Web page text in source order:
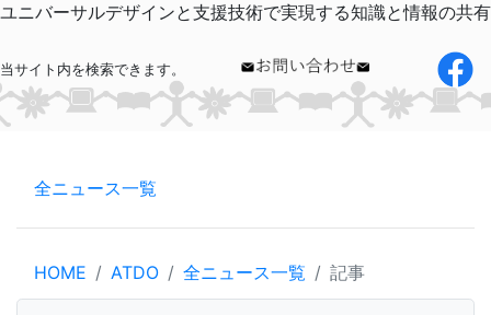
ユニバーサルデザインと支援技術で実現する知識と情報の共有
当サイト内を検索できます。
全ニュース一覧
HOME ATDO 全ニュース一覧 記事